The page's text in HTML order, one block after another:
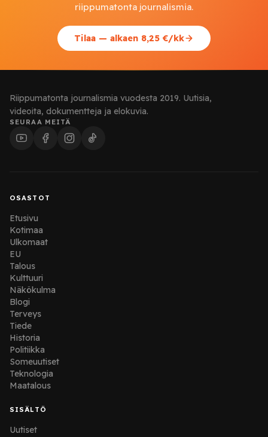
riippumatonta journalismia.
Tilaa — alkaen 8,25 €/kk
Riippumatonta journalismia vuodesta 2019. Uutisia,
videoita, dokumentteja ja elokuvia.
SEURAA MEITÄ
OSASTOT
Etusivu
Kotimaa
Ulkomaat
EU
Talous
Kulttuuri
Näkökulma
Blogi
Terveys
Tiede
Historia
Politiikka
Someuutiset
Teknologia
Maatalous
SISÄLTÖ
Uutiset